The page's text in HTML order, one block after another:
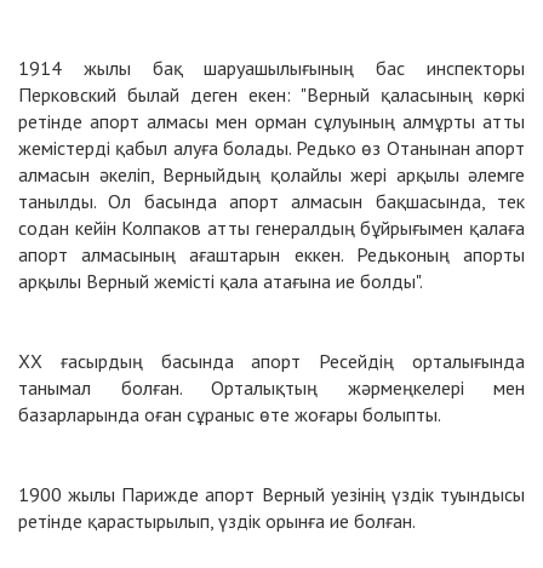
1914 жылы бақ шаруашылығының бас инспекторы
Перковский былай деген екен: "Верный қаласының көркі
ретінде апорт алмасы мен орман сұлуының алмұрты атты
жемістерді қабыл алуға болады. Редько өз Отанынан апорт
алмасын әкеліп, Верныйдың қолайлы жері арқылы әлемге
танылды. Ол басында апорт алмасын бақшасында, тек
содан кейін Колпаков атты генералдың бұйрығымен қалаға
апорт алмасының ағаштарын еккен. Редьконың апорты
арқылы Верный жемісті қала атағына ие болды".
ХХ ғасырдың басында апорт Ресейдің орталығында
танымал болған. Орталықтың жәрмеңкелері мен
базарларында оған сұраныс өте жоғары болыпты.
1900 жылы Парижде апорт Верный уезінің үздік туындысы
ретінде қарастырылып, үздік орынға ие болған.